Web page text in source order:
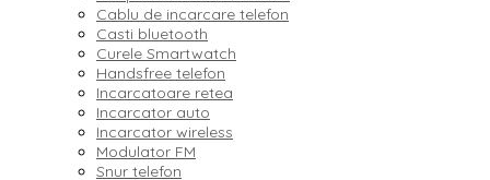
Cablu de incarcare telefon
Casti bluetooth
Curele Smartwatch
Handsfree telefon
Incarcatoare retea
Incarcator auto
Incarcator wireless
Modulator FM
Snur telefon